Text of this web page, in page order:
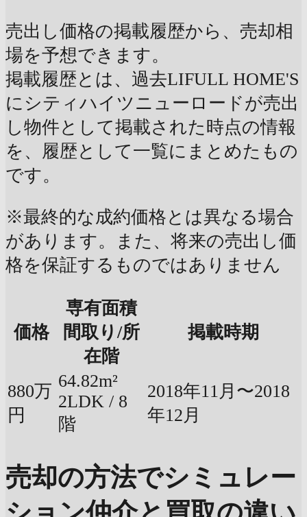
売出し価格の掲載履歴から、売却相
場を予想できます。
掲載履歴とは、過去LIFULL HOME'S
にシティハイツニューロードが売出
し物件として掲載された時点の情報
を、履歴として一覧にまとめたもの
です。
※最終的な成約価格とは異なる場合
があります。また、将来の売出し価
格を保証するものではありません
価格
専有面積
間取り/所
在階
掲載時期
880万
円
64.82m²
2LDK / 8
階
2018年11月〜2018
年12月
売却の方法でシミュレー